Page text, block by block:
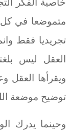
خاصية الفكر
متموضعا في كل
تجريديا فقط
العقل ليس
ويقرأها العقل
توضيح موضعة
وحينما يدرك